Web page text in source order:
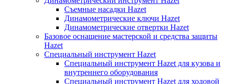
Съемные насадки Hazet
Динамометрические ключи Hazet
Динамометрические отвертки Hazet
Базовое оснащение мастерской и средства защиты
Hazet
Специальный инструмент Hazet
Специальный инструмент Hazet для кузова и
внутреннего оборудования
Специальный инструмент Hazet для ходовой